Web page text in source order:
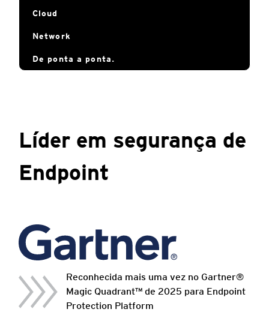
Cloud
Network
De ponta a ponta.
Líder em segurança de
Endpoint
Reconhecida mais uma vez no Gartner®
Magic Quadrant™ de 2025 para Endpoint
Protection Platform